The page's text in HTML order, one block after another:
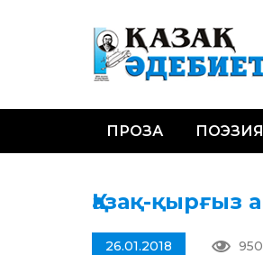
ПРОЗА ПОЭЗИЯ
Қазақ-қырғыз
26.01.2018